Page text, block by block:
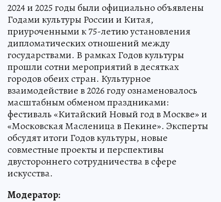
2024 и 2025 годы были официально объявлены
Годами культуры России и Китая,
приуроченными к 75-летию установления
дипломатических отношений между
государствами. В рамках Годов культуры
прошли сотни мероприятий в десятках
городов обеих стран. Культурное
взаимодействие в 2026 году ознаменовалось
масштабным обменом праздниками:
фестиваль «Китайский Новый год в Москве» и
«Московская Масленица в Пекине». Эксперты
обсудят итоги Годов культуры, новые
совместные проекты и перспективы
двустороннего сотрудничества в сфере
искусства.
Модератор: